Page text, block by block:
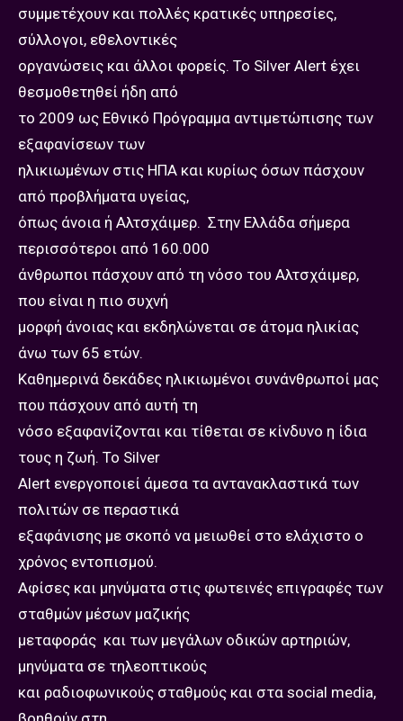
συμμετέχουν και πολλές κρατικές υπηρεσίες,
σύλλογοι, εθελοντικές
οργανώσεις και άλλοι φορείς. Το Silver Alert έχει
θεσμοθετηθεί ήδη από
το 2009 ως Εθνικό Πρόγραμμα αντιμετώπισης των
εξαφανίσεων των
ηλικιωμένων στις ΗΠΑ και κυρίως όσων πάσχουν
από προβλήματα υγείας,
όπως άνοια ή Αλτσχάιμερ. Στην Ελλάδα σήμερα
περισσότεροι από 160.000
άνθρωποι πάσχουν από τη νόσο του Αλτσχάιμερ,
που είναι η πιο συχνή
μορφή άνοιας και εκδηλώνεται σε άτομα ηλικίας
άνω των 65 ετών.
Καθημερινά δεκάδες ηλικιωμένοι συνάνθρωποί μας
που πάσχουν από αυτή τη
νόσο εξαφανίζονται και τίθεται σε κίνδυνο η ίδια
τους η ζωή. Το Silver
Alert ενεργοποιεί άμεσα τα αντανακλαστικά των
πολιτών σε περαστικά
εξαφάνισης με σκοπό να μειωθεί στο ελάχιστο ο
χρόνος εντοπισμού.
Αφίσες και μηνύματα στις φωτεινές επιγραφές των
σταθμών μέσων μαζικής
μεταφοράς και των μεγάλων οδικών αρτηριών,
μηνύματα σε τηλεοπτικούς
και ραδιοφωνικούς σταθμούς και στα social media,